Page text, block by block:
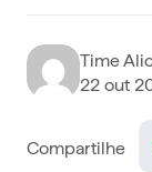
Time
22 out
Compartilhe